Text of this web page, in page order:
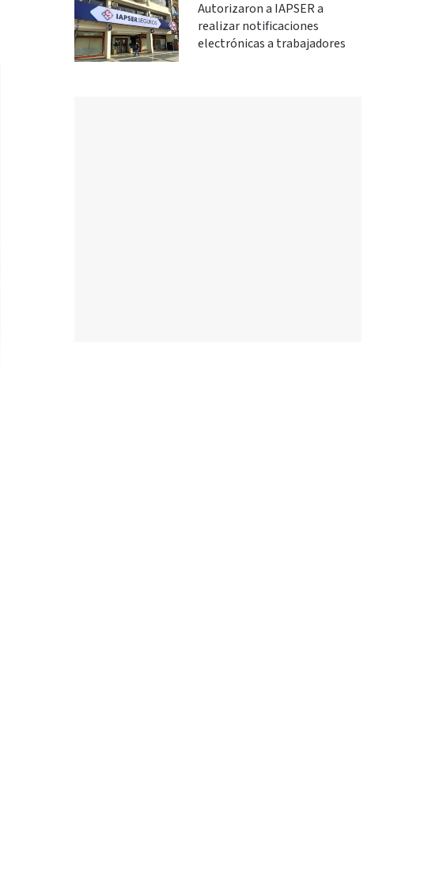
Autorizaron a IAPSER a
realizar notificaciones
electrónicas a trabajadores